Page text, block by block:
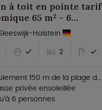
à toit en pointe tarif
65 m² - 6
Holstein
2
150 m de la plage de sable
privée ensoleillée
6 personnes